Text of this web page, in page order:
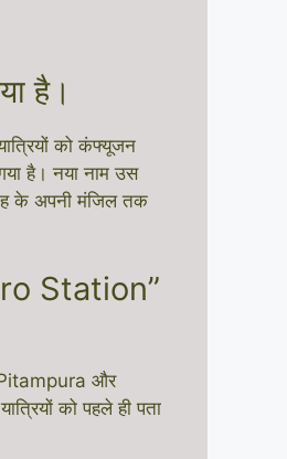
है।
को कंफ्यूजन
है। नया नाम उस
के अपनी मंजिल तक
Station”
Pitampura और
को पहले ही पता